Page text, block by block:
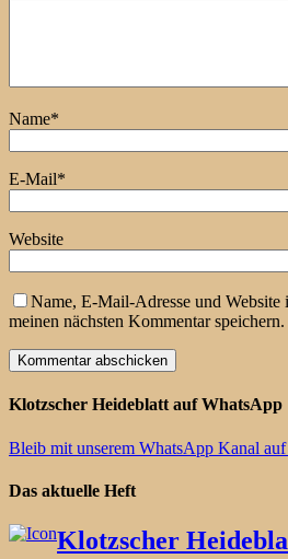
Name*
E-Mail*
Website
Name, E-Mail-Adresse und Website
meinen nächsten Kommentar speichern.
Klotzscher Heideblatt auf WhatsApp
Bleib mit unserem WhatsApp Kanal
Das aktuelle Heft
Klotzscher